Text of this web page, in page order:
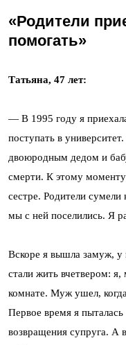
«Родители
помогать»
Татьяна, 47 лет:
— В 1995 году я
поступать в
двоюродным дедом и
смерти. К этому
сестре. Родители сумели
мы с ней поселились. Я
Вскоре я вышла замуж, у
стали жить вчетвером:
комнате. Муж ушел,
Первое время я
возвращения супруга. А